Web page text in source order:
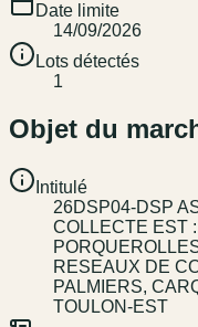
Date limite
14/09/2026
Lots détectés
1
Objet du
Intitulé
26DSP04-DSP
COLLECTE EST
RESEAUX DE
PALMIERS,
TOULON-EST